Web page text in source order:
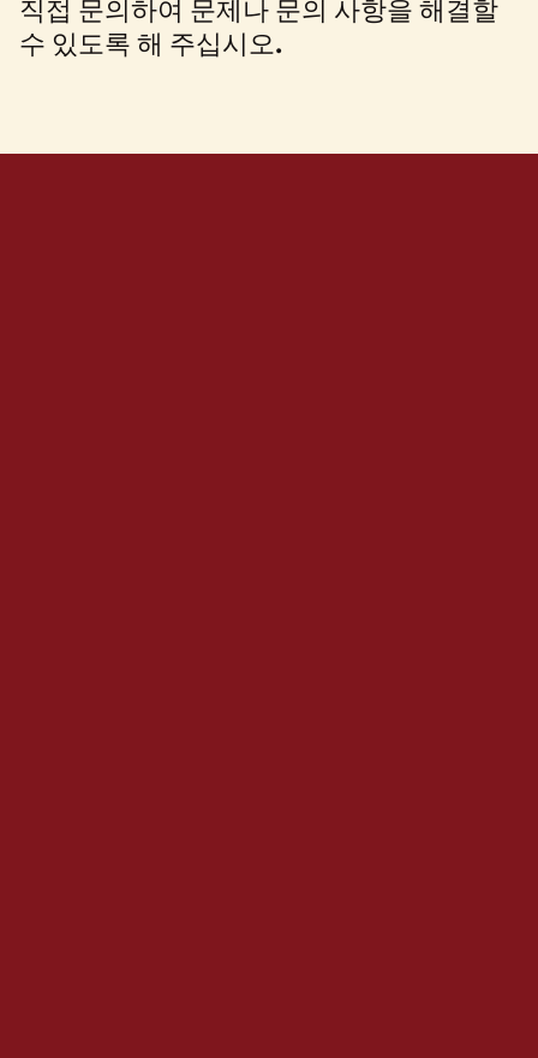
직접 문의하여 문제나 문의 사항을 해결할
수 있도록 해 주십시오.